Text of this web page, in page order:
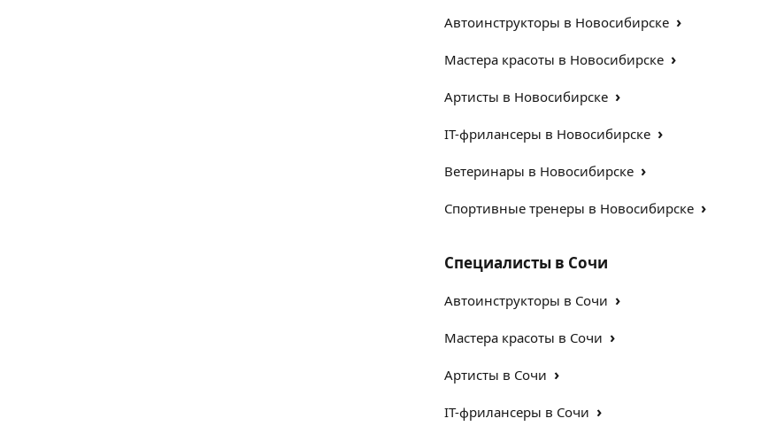
Автоинструкторы в Новосибирске ›
Мастера красоты в Новосибирске ›
Артисты в Новосибирске ›
IT-фрилансеры в Новосибирске ›
Ветеринары в Новосибирске ›
Спортивные тренеры в Новосибирске ›
Специалисты в Сочи
Автоинструкторы в Сочи ›
Мастера красоты в Сочи ›
Артисты в Сочи ›
IT-фрилансеры в Сочи ›